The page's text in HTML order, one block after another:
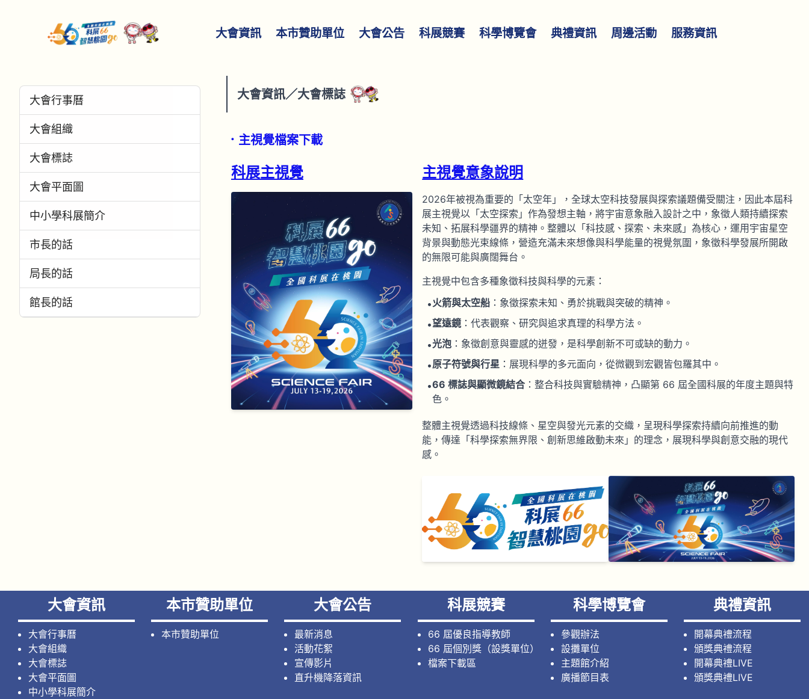
大會資訊 本市贊助單位 大會公告 科展競賽 科學博覽會 典禮資訊 周邊活動 服務資訊
大會行事曆
大會組織
大會標誌
大會平面圖
中小學科展簡介
市長的話
局長的話
館長的話
大會資訊／大會標誌
．主視覺檔案下載
科展主視覺 主視覺意象說明
2026年被視為重要的「太空年」，全球太空科技發展與探索議題備受關注，因此本屆科
展主視覺以「太空探索」作為發想主軸，將宇宙意象融入設計之中，象徵人類持續探索
未知、拓展科學疆界的精神。整體以「科技感、探索、未來感」為核心，運用宇宙星空
背景與動態光束線條，營造充滿未來想像與科學能量的視覺氛圍，象徵科學發展所開啟
的無限可能與廣闊舞台。
主視覺中包含多種象徵科技與科學的元素：
•火箭與太空船 ：象徵探索未知、勇於挑戰與突破的精神。
•望遠鏡 ：代表觀察、研究與追求真理的科學方法。
•光泡 ：象徵創意與靈感的迸發，是科學創新不可或缺的動力。
•原子符號與行星 ：展現科學的多元面向，從微觀到宏觀皆包羅其中。
•66 標誌與顯微鏡結合 ：整合科技與實驗精神，凸顯第 66 屆全國科展的年度主題與特
色。
整體主視覺透過科技線條、星空與發光元素的交織，呈現科學探索持續向前推進的動
能，傳達「科學探索無界限、創新思維啟動未來」的理念，展現科學與創意交融的現代
感。
大會資訊
大會行事曆
大會組織
大會標誌
大會平面圖
中小學科展簡介
本市贊助單位
本市贊助單位
大會公告
最新消息
活動花絮
宣傳影片
直升機降落資訊
科展競賽
66 屆優良指導教師
66 屆個別獎（設獎單位）
檔案下載區
科學博覽會
參觀辦法
設攤單位
主題館介紹
廣播節目表
典禮資訊
開幕典禮流程
頒獎典禮流程
開幕典禮LIVE
頒獎典禮LIVE